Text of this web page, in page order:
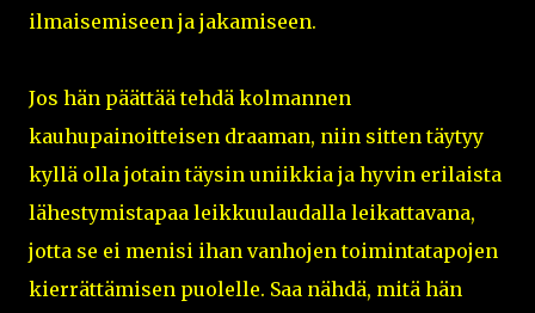
ilmaisemiseen ja jakamiseen.
Jos hän päättää tehdä kolmannen
kauhupainoitteisen draaman, niin sitten täytyy
kyllä olla jotain täysin uniikkia ja hyvin erilaista
lähestymistapaa leikkuulaudalla leikattavana,
jotta se ei menisi ihan vanhojen toimintatapojen
kierrättämisen puolelle. Saa nähdä, mitä hän